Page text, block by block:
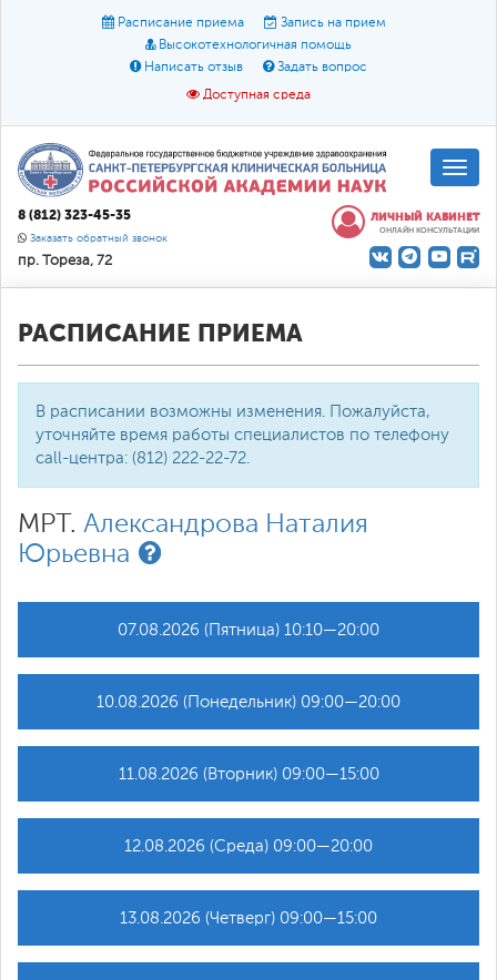
Расписание приема
Запись на прием
Высокотехнологичная помощь
Написать отзыв
Задать вопрос
Доступная среда
Размер шрифта: A A A
Цвет:
О доступной среде
8 (812) 323-45-35
Заказать обратный звонок
пр. Тореза, 72
ЛИЧНЫЙ КАБИНЕТ
ОНЛАЙН КОНСУЛЬТАЦИИ
РАСПИСАНИЕ ПРИЕМА
В расписании возможны изменения. Пожалуйста,
уточняйте время работы специалистов по телефону
call-центра: (812) 222-22-72.
МРТ. Александрова Наталия
Юрьевна
07.08.2026 (Пятница) 10:10—20:00
10.08.2026 (Понедельник) 09:00—20:00
11.08.2026 (Вторник) 09:00—15:00
12.08.2026 (Среда) 09:00—20:00
13.08.2026 (Четверг) 09:00—15:00